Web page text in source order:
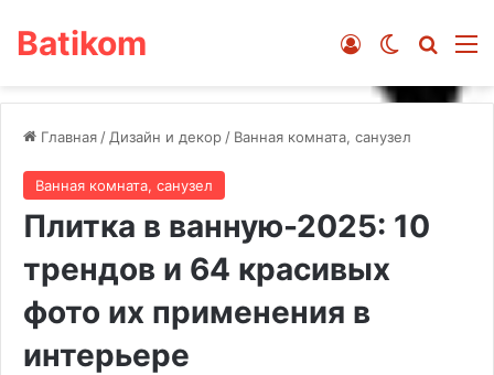
Batikom Switch skin
Войти
Главная / Дизайн и декор / Ванная комната, санузел
Ванная комната, санузел
Плитка в ванную-2025: 10
трендов и 64 красивых
фото их применения в
интерьере